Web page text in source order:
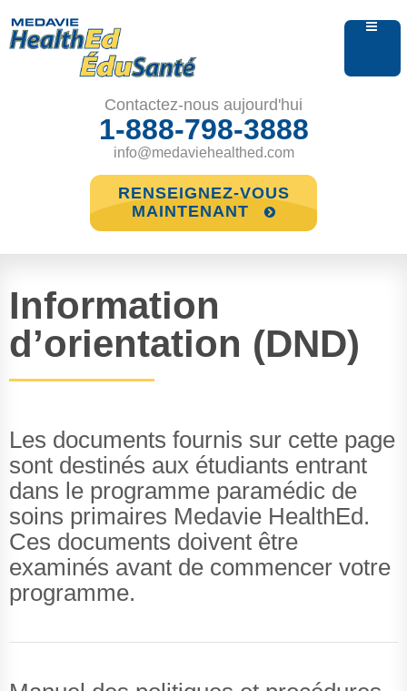
Contactez-nous aujourd'hui
1-888-798-3888
info@medaviehealthed.com
RENSEIGNEZ-VOUS
MAINTENANT
Information
d’orientation (DND)
Les documents fournis sur cette page
sont destinés aux étudiants entrant
dans le programme paramédic de
soins primaires Medavie HealthEd.
Ces documents doivent être
examinés avant de commencer votre
programme.